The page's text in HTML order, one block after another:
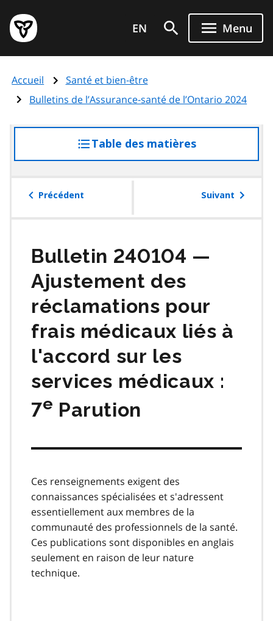
au
contenu
principal
Page
d'accueil
de
l'Ontario
EN Menu
Accueil
Santé et bien-être
Bulletins de l’Assurance-santé de l’Ontario 2024
Table des matières
à
table
Précédent Suivant
Bulletin 240104 —
Ajustement des
réclamations pour
frais médicaux liés à
l'accord sur les
services médicaux :
7e Parution
Ces renseignements exigent des
connaissances spécialisées et s'adressent
essentiellement aux membres de la
communauté des professionnels de la santé.
Ces publications sont disponibles en anglais
seulement en raison de leur nature
technique.